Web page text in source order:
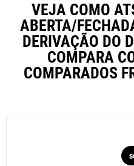
VEJA COMO
ABERTA/
DERIVAÇÃO DO
COMPARA
COMPARADOS